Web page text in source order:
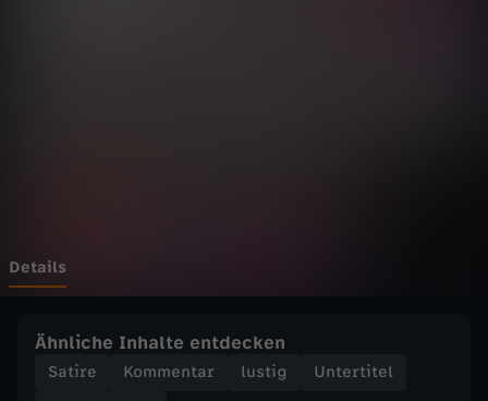
-
W
i
Details
Ähnliche Inhalte entdecken
Satire Kommentar lustig
Untertitel